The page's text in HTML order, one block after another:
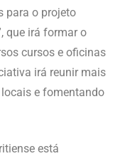
para o projeto
que irá formar o
cursos e oficinas
irá reunir mais
e fomentando
está